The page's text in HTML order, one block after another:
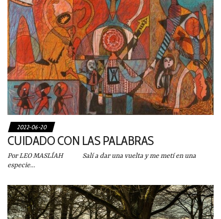
2022-06-20
CUIDADO CON LAS PALABRAS
Por LEO MASLÍAH Salí a dar una vuelta y me metí en una
especie…